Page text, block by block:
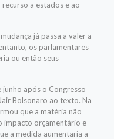
a estados e ao
já passa a valer a
os parlamentares
ou então seus
após o Congresso
Bolsonaro ao texto. Na
que a matéria não
impacto orçamentário e
a medida aumentaria a